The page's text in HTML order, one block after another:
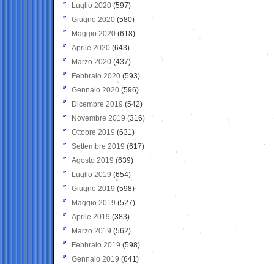
Luglio 2020 (597)
Giugno 2020 (580)
Maggio 2020 (618)
Aprile 2020 (643)
Marzo 2020 (437)
Febbraio 2020 (593)
Gennaio 2020 (596)
Dicembre 2019 (542)
Novembre 2019 (316)
Ottobre 2019 (631)
Settembre 2019 (617)
Agosto 2019 (639)
Luglio 2019 (654)
Giugno 2019 (598)
Maggio 2019 (527)
Aprile 2019 (383)
Marzo 2019 (562)
Febbraio 2019 (598)
Gennaio 2019 (641)